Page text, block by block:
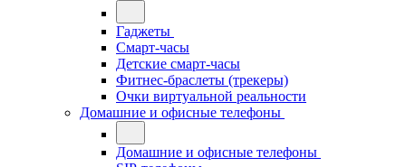
Гаджеты
Смарт-часы
Детские смарт-часы
Фитнес-браслеты (трекеры)
Очки виртуальной реальности
Домашние и офисные телефоны
Домашние и офисные телефоны